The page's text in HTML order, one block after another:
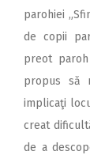
parohiei
de copii
preot
propus să
implicaţi
creat
de a